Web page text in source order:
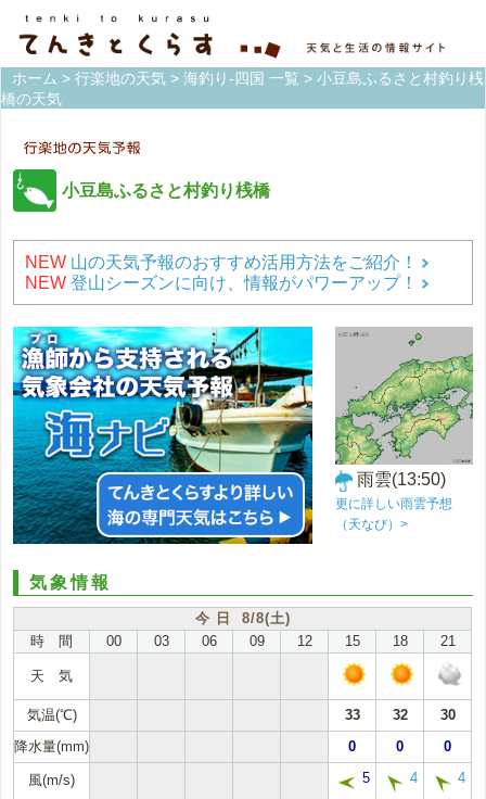
ホーム > 行楽地の天気 > 海釣り-四国 一覧 > 小豆島ふるさと村釣り桟
橋の天気
小豆島ふるさと村釣り桟橋
NEW 山の天気予報のおすすめ活用方法をご紹介！
NEW 登山シーズンに向け、情報がパワーアップ！
雨雲(13:50)
更に詳しい雨雲予想
（天なび）>
気象情報
今 日 8/8(土)
時 間
00 03 06 09 12 15 18 21
天 気
気温(℃) 33 32
30
降水量(mm)
0 0 0
風(m/s) 5 4 4